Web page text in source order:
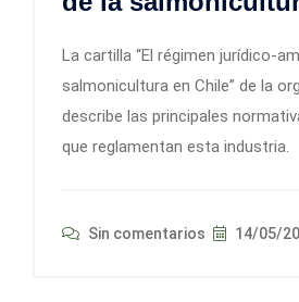
La cartilla “El régimen jurídico-
salmonicultura en Chile” de la
describe las principales
que reglamentan esta industria.
Sin comentarios 14/05/